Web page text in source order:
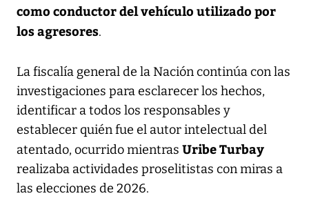
como conductor del vehículo utilizado por
los agresores.
La fiscalía general de la Nación continúa con las
investigaciones para esclarecer los hechos,
identificar a todos los responsables y
establecer quién fue el autor intelectual del
atentado, ocurrido mientras Uribe Turbay
realizaba actividades proselitistas con miras a
las elecciones de 2026.